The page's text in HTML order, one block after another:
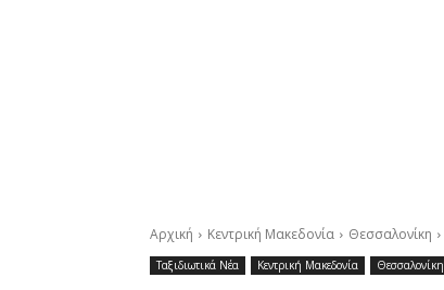
Αρχική Κεντρική Μακεδονία Θεσσαλονίκη
Ταξιδιωτικά Νέα Κεντρική Μακεδονία Θεσσαλονίκη